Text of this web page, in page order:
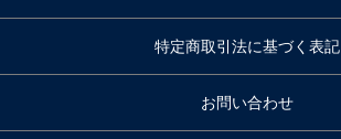
特定商取引法に基づく表記
お問い合わせ